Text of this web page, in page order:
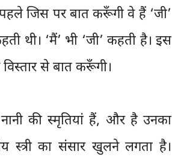
जिस पर बात करूँगी वे हैं ‘जी’
थी। ‘मैं’ भी ‘जी’ कहती है। इस
से बात करूँगी।
की स्मृतियां हैं, और है उनका
स्त्री का संसार खुलने लगता है।